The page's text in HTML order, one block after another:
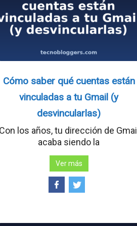
Cómo saber qué cuentas están
vinculadas a tu Gmail (y
desvincularlas)
Con los años, tu dirección de Gmail
acaba siendo la
Ver más